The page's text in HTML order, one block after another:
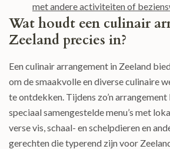
met andere activiteiten of
Wat houdt een culinair
Zeeland precies in?
Een culinair arrangement in Zeeland
om de smaakvolle en diverse culinaire
te ontdekken. Tijdens zo’n
speciaal samengestelde menu’s met
verse vis, schaal- en schelpdieren en
gerechten die typerend zijn voor